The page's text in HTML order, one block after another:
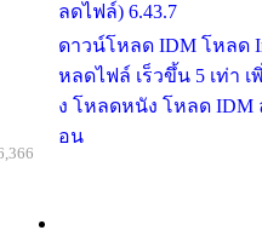
ลดไฟล์) 6.43.7
ดาวน์โหลด IDM โหลด
หลดไฟล์ เร็วขึ้น 5 เท่า
ง โหลดหนัง โหลด IDM
อน